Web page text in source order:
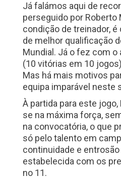
Já falámos aqui de
perseguido por Roberto
condição de treinador,
de melhor qualificação
Mundial. Já o fez com
(10 vitórias em 10
Mas há mais motivos
equipa imparável neste
À partida para este
se na máxima força,
na convocatória, o que
só pelo talento em
continuidade e
estabelecida com os
no 11.